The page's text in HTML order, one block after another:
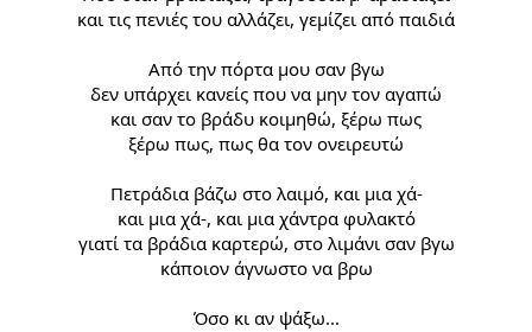
και τις πενιές του αλλάζει, γεμίζει από παιδιά
Aπό την πόρτα μου σαν βγω
δεν υπάρχει κανείς που να μην τον αγαπώ
και σαν το βράδυ κοιμηθώ, ξέρω πως
ξέρω πως, πως θα τον ονειρευτώ
Πετράδια βάζω στο λαιμό, και μια χά-
και μια χά-, και μια χάντρα φυλακτό
γιατί τα βράδια καρτερώ, στο λιμάνι σαν βγω
κάποιον άγνωστο να βρω
Όσο κι αν ψάξω...​